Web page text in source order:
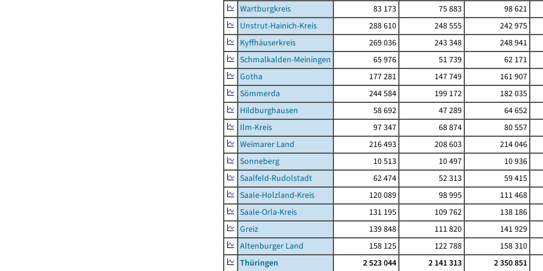
Wartburgkreis 83 173 75 883
98 621
Unstrut-Hainich-Kreis
288 610 248 555
242 975
Kyffhäuserkreis
269 036 243 348
248 941
Schmalkalden-Meiningen
65 976 51 739
62 171
Gotha
177 281 147 749
161 907
Sömmerda
244 584 199 172
182 035
Hildburghausen
58 692 47 289
64 652
Ilm-Kreis
97 347 68 874
80 557
Weimarer Land
216 493 208 603
214 046
Sonneberg
10 513 10 497
10 936
Saalfeld-Rudolstadt
62 474 52 313
59 415
Saale-Holzland-Kreis
120 089 98 995
111 468
Saale-Orla-Kreis
131 195 109 762
138 186
Greiz
139 848 111 820
141 929
Altenburger Land
158 125 122 788
158 310
Thüringen
2 523 044 2 141 313 2 350 851